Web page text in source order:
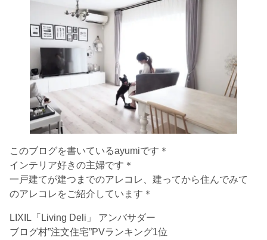
このブログを書いているayumiです＊
インテリア好きの主婦です＊
一戸建てが建つまでのアレコレ、建ってから住んでみて
のアレコレをご紹介しています＊
LIXIL「Living Deli」 アンバサダー
ブログ村”注文住宅”PVランキング1位